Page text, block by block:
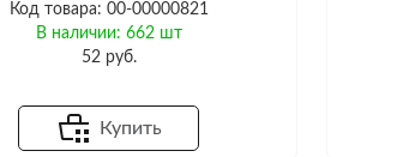
Код товара: 00-00000821
В наличии: 662 шт
52 руб.
Купить